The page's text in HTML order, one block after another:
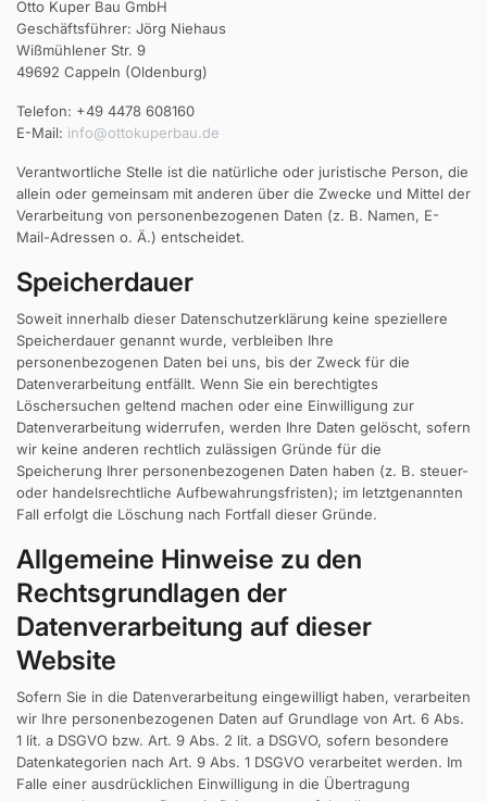
Otto Kuper Bau GmbH
Geschäftsführer: Jörg Niehaus
Wißmühlener Str. 9
49692 Cappeln (Oldenburg)
Telefon: +49 4478 608160
E-Mail: info@ottokuperbau.de
Verantwortliche Stelle ist die natürliche oder juristische Person, die
allein oder gemeinsam mit anderen über die Zwecke und Mittel der
Verarbeitung von personenbezogenen Daten (z. B. Namen, E-
Mail-Adressen o. Ä.) entscheidet.
Speicherdauer
Soweit innerhalb dieser Datenschutzerklärung keine speziellere
Speicherdauer genannt wurde, verbleiben Ihre
personenbezogenen Daten bei uns, bis der Zweck für die
Datenverarbeitung entfällt. Wenn Sie ein berechtigtes
Löschersuchen geltend machen oder eine Einwilligung zur
Datenverarbeitung widerrufen, werden Ihre Daten gelöscht, sofern
wir keine anderen rechtlich zulässigen Gründe für die
Speicherung Ihrer personenbezogenen Daten haben (z. B. steuer-
oder handelsrechtliche Aufbewahrungsfristen); im letztgenannten
Fall erfolgt die Löschung nach Fortfall dieser Gründe.
Allgemeine Hinweise zu den
Rechtsgrundlagen der
Datenverarbeitung auf dieser
Website
Sofern Sie in die Datenverarbeitung eingewilligt haben, verarbeiten
wir Ihre personenbezogenen Daten auf Grundlage von Art. 6 Abs.
1 lit. a DSGVO bzw. Art. 9 Abs. 2 lit. a DSGVO, sofern besondere
Datenkategorien nach Art. 9 Abs. 1 DSGVO verarbeitet werden. Im
Falle einer ausdrücklichen Einwilligung in die Übertragung